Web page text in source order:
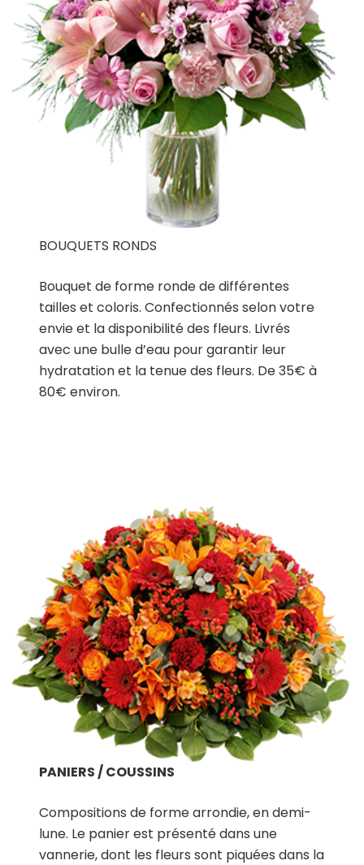
BOUQUETS RONDS
Bouquet de forme ronde de différentes
tailles et coloris. Confectionnés selon votre
envie et la disponibilité des fleurs. Livrés
avec une bulle d’eau pour garantir leur
hydratation et la tenue des fleurs. De 35€ à
80€ environ.
PANIERS / COUSSINS
Compositions de forme arrondie, en demi-
lune. Le panier est présenté dans une
vannerie, dont les fleurs sont piquées dans la